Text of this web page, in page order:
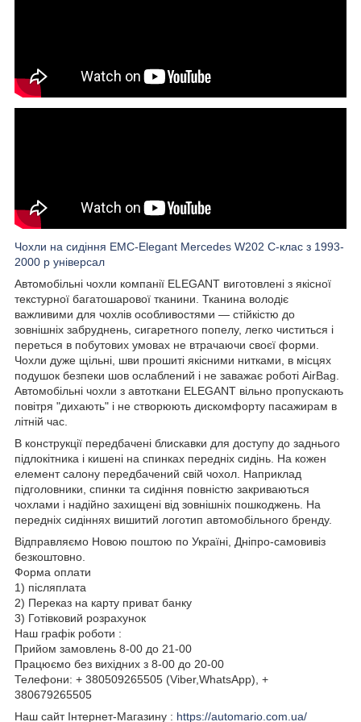
Чохли на сидіння EMC-Elegant Mercedes W202 С-клас з 1993-
2000 р універсал
Автомобільні чохли компанії ELEGANT виготовлені з якісної
текстурної багатошарової тканини. Тканина володіє
важливими для чохлів особливостями — стійкістю до
зовнішніх забруднень, сигаретного попелу, легко чиститься і
переться в побутових умовах не втрачаючи своєї форми.
Чохли дуже щільні, шви прошиті якісними нитками, в місцях
подушок безпеки шов ослаблений і не заважає роботі AirBag.
Автомобільні чохли з автоткани ELEGANT вільно пропускають
повітря "дихають" і не створюють дискомфорту пасажирам в
літній час.
В конструкції передбачені блискавки для доступу до заднього
підлокітника і кишені на спинках передніх сидінь. На кожен
елемент салону передбачений свій чохол. Наприклад
підголовники, спинки та сидіння повністю закриваються
чохлами і надійно захищені від зовнішніх пошкоджень. На
передніх сидіннях вишитий логотип автомобільного бренду.
Відправляємо Новою поштою по Україні, Дніпро-самовивіз
безкоштовно.
Форма оплати
1) післяплата
2) Переказ на карту приват банку
3) Готівковий розрахунок
Наш графік роботи :
Прийом замовлень 8-00 до 21-00
Працюємо без вихідних з 8-00 до 20-00
Телефони: + 380509265505 (Viber,WhatsApp), +
380679265505
Наш сайт Інтернет-Магазину : https://automario.com.ua/